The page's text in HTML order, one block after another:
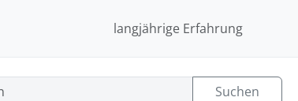
langjährige Erfahrung
Suchen